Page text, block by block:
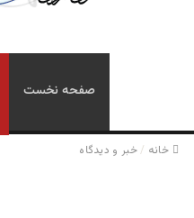
صفحه نخست
خانه /خبر و دیدگاه